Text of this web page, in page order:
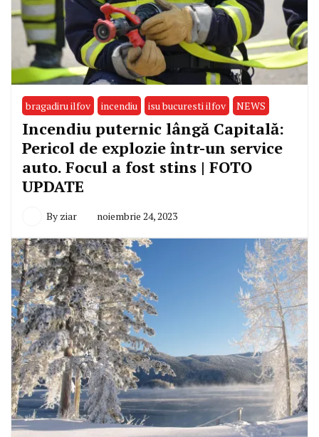
bragadiru ilfov incendiu isu bucuresti ilfov NEWS
Incendiu puternic lângă Capitală:
Pericol de explozie într-un service
auto. Focul a fost stins | FOTO
UPDATE
By ziar noiembrie 24, 2023